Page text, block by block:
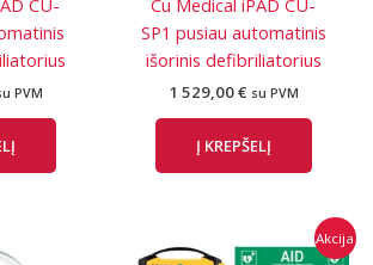
CU-
PVM
Cu Medical iPAD CU-
SP1 pusiau automatinis
išorinis defibriliatorius
1 529,00€ su PVM
Į KREPŠELĮ
Akcija